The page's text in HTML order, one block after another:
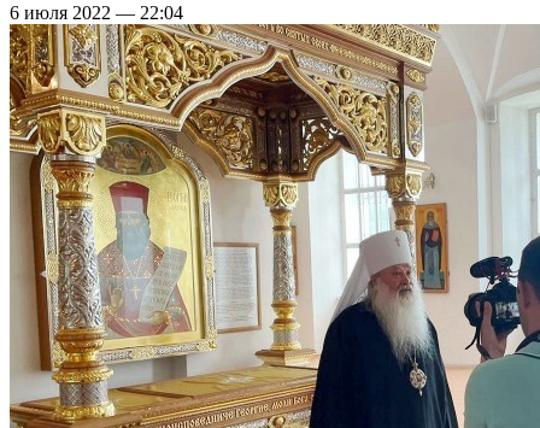
6 июля 2022 — 22:04